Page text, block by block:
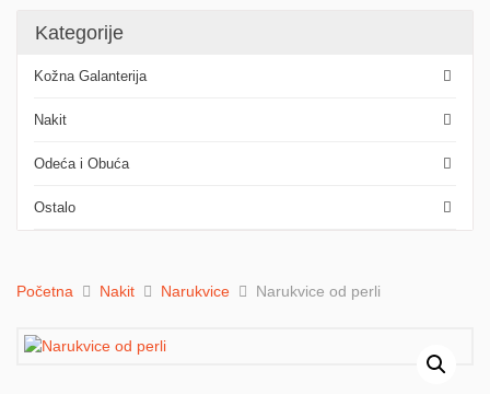
Kategorije
Kožna Galanterija
Nakit
Odeća i Obuća
Ostalo
Početna Nakit Narukvice Narukvice od perli